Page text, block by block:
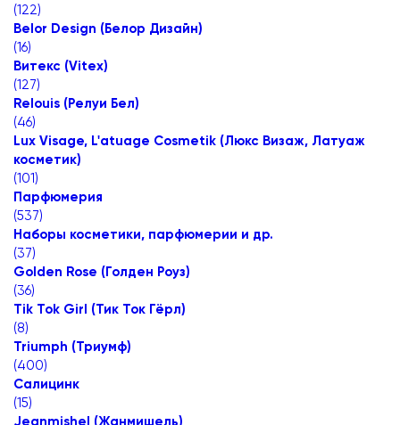
(122)
Belor Design (Белор Дизайн)
(16)
Витекс (Vitex)
(127)
Relouis (Релуи Бел)
(46)
Lux Visage, L'atuage Cosmetik (Люкс Визаж, Латуаж
косметик)
(101)
Парфюмерия
(537)
Наборы косметики, парфюмерии и др.
(37)
Golden Rose (Голден Роуз)
(36)
Tik Tok Girl (Тик Ток Гёрл)
(8)
Triumph (Триумф)
(400)
Салицинк
(15)
Jeanmishel (Жанмишель)